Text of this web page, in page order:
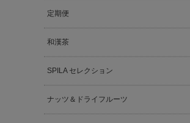
定期便
和漢茶
SPILA セレクション
ナッツ＆ドライフルーツ